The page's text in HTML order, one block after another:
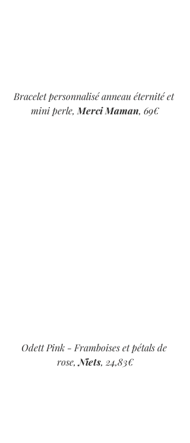
Bracelet personnalisé anneau éternité et
mini perle, Merci Maman, 69€
Odett Pink - Framboises et pétals de
rose, Niets, 24,83€